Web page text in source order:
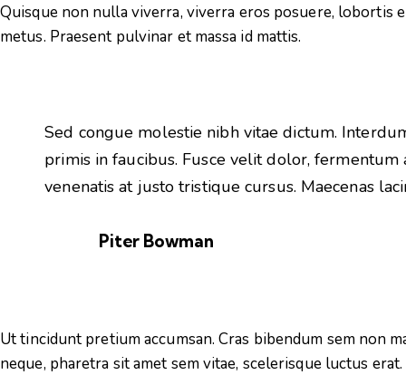
Quisque non nulla viverra, viverra eros posuere, lobortis
metus. Praesent pulvinar et massa id mattis.
Sed congue molestie nibh vitae dictum.
primis in faucibus. Fusce velit dolor,
venenatis at justo tristique cursus. Maecenas
Piter Bowman
Ut tincidunt pretium accumsan. Cras bibendum sem non
neque, pharetra sit amet sem vitae, scelerisque luctus